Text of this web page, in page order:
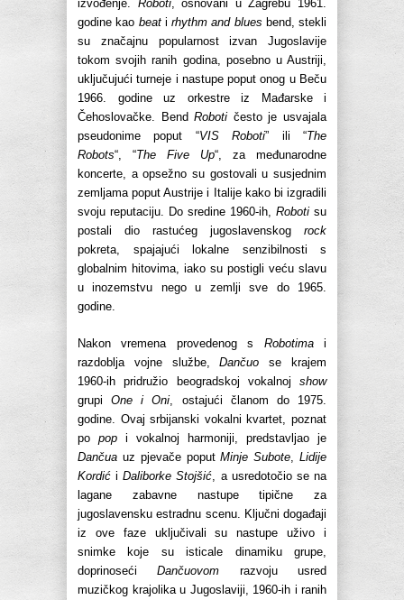
izvođenje. Roboti, osnovani u Zagrebu 1961.
godine kao beati rhythm and blues bend, stekli
su značajnu popularnost izvan Jugoslavije
tokom svojih ranih godina, posebno u Austriji,
uključujući turneje i nastupe poput onog u Beču
1966. godine uz orkestre iz Mađarske i
Čehoslovačke. BendRoboti često je usvajala
pseudonime poput “VIS Roboti” ili “The
Robots“, “The Five Up“, za međunarodne
koncerte, a opsežno su gostovali u susjednim
zemljama poput Austrije i Italije kako bi izgradili
svoju reputaciju. Do sredine 1960-ih, Roboti su
postali dio rastućeg jugoslavenskog rock
pokreta, spajajući lokalne senzibilnosti s
globalnim hitovima, iako su postigli veću slavu
u inozemstvu nego u zemlji sve do 1965.
godine.
Nakon vremena provedenog s Robotimai
razdoblja vojne službe,Dančuo se krajem
1960-ih pridružio beogradskoj vokalnoj show
grupiOne i Oni , ostajući članom do 1975.
godine. Ovaj srbijanski vokalni kvartet, poznat
po pop i vokalnoj harmoniji, predstavljao je
Dančua uz pjevače poputMinje Subote ,Lidije
Kordić iDaliborke Stojšić , a usredotočio se na
lagane zabavne nastupe tipične za
jugoslavensku estradnu scenu. Ključni događaji
iz ove faze uključivali su nastupe uživo i
snimke koje su isticale dinamiku grupe,
doprinosećiDančuovom razvoju usred
muzičkog krajolika u Jugoslaviji, 1960-ih i ranih